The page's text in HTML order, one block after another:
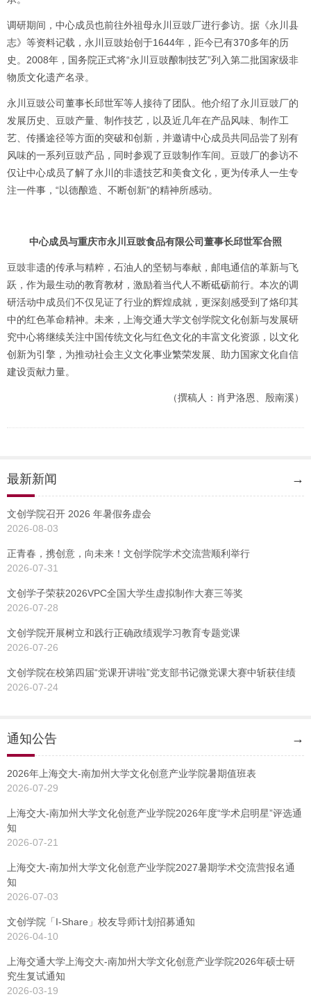
调研期间，中心成员也前往外祖母永川豆豉厂进行参访。据《永川县
志》等资料记载，永川豆豉始创于1644年，距今已有370多年的历
史。2008年，国务院正式将“永川豆豉酿制技艺”列入第二批国家级非
物质文化遗产名录。
永川豆豉公司董事长邱世军等人接待了团队。他介绍了永川豆豉厂的
发展历史、豆豉产量、制作技艺，以及近几年在产品风味、制作工
艺、传播途径等方面的突破和创新，并邀请中心成员共同品尝了别有
风味的一系列豆豉产品，同时参观了豆豉制作车间。豆豉厂的参访不
仅让中心成员了解了永川的非遗技艺和美食文化，更为传承人一生专
注一件事，“以德酿造、不断创新”的精神所感动。
中心成员与重庆市永川豆豉食品有限公司董事长邱世军合照
豆豉非遗的传承与精粹，石油人的坚韧与奉献，邮电通信的革新与飞
跃，作为最生动的教育教材，激励着当代人不断砥砺前行。本次的调
研活动中成员们不仅见证了行业的辉煌成就，更深刻感受到了烙印其
中的红色革命精神。未来，上海交通大学文创学院文化创新与发展研
究中心将继续关注中国传统文化与红色文化的丰富文化资源，以文化
创新为引擎，为推动社会主义文化事业繁荣发展、助力国家文化自信
建设贡献力量。
（撰稿人：肖尹洛恩、殷南溪）
最新新闻 →
文创学院召开 2026 年暑假务虚会
2026-08-03
正青春，携创意，向未来！文创学院学术交流营顺利举行
2026-07-31
文创学子荣获2026VPC全国大学生虚拟制作大赛三等奖
2026-07-28
文创学院开展树立和践行正确政绩观学习教育专题党课
2026-07-26
文创学院在校第四届“党课开讲啦”党支部书记微党课大赛中斩获佳绩
2026-07-24
通知公告 →
2026年上海交大-南加州大学文化创意产业学院暑期值班表
2026-07-29
上海交大-南加州大学文化创意产业学院2026年度“学术启明星”评选通
知
2026-07-21
上海交大-南加州大学文化创意产业学院2027暑期学术交流营报名通
知
2026-07-03
文创学院「I-Share」校友导师计划招募通知
2026-04-10
上海交通大学上海交大-南加州大学文化创意产业学院2026年硕士研
究生复试通知
2026-03-19